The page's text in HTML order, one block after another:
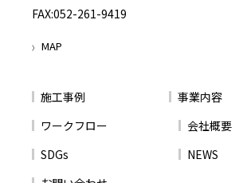
FAX:052-261-9419
〉 MAP
施工事例
事業内容
ワークフロー
会社概要
SDGs
NEWS